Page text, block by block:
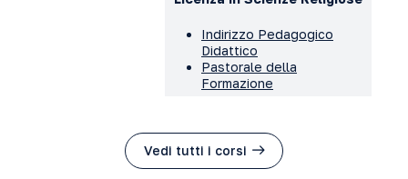
Indirizzo Pedagogico
Didattico
Pastorale della
Formazione
Vedi tutti i corsi